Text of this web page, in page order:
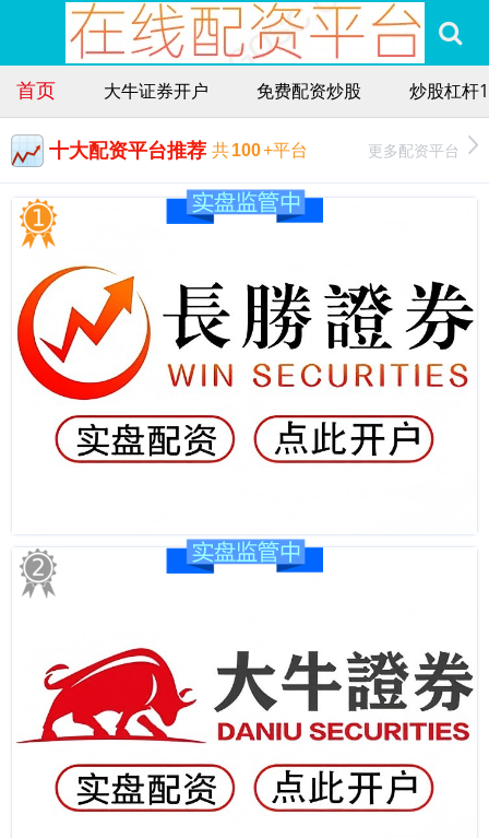
首页 大牛证券开户 免费配资炒股 炒股杠杆
十大配资平台推荐 共100+平台 更多配资平台